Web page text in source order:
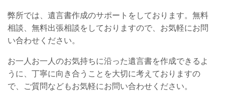
弊所では、遺言書作成のサポートをしております。無料
相談、無料出張相談をしておりますので、お気軽にお問
い合わせください。
お一人お一人のお気持ちに沿った遺言書を作成できるよ
うに、丁寧に向き合うことを大切に考えておりますの
で、ご質問などもお気軽にお問い合わせください。